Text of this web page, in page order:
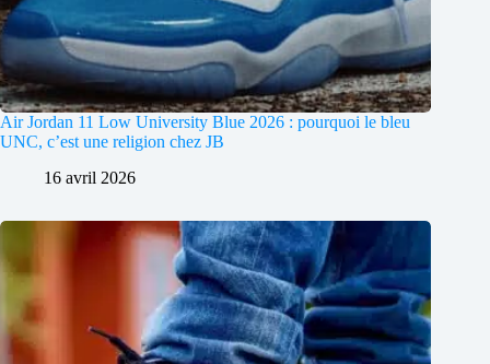
Air Jordan 11 Low University Blue 2026 : pourquoi le bleu
UNC, c’est une religion chez JB
16 avril 2026